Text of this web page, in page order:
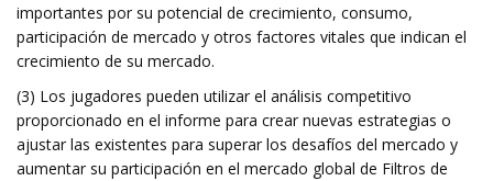
importantes por su potencial de crecimiento, consumo,
participación de mercado y otros factores vitales que indican el
crecimiento de su mercado.
(3) Los jugadores pueden utilizar el análisis competitivo
proporcionado en el informe para crear nuevas estrategias o
ajustar las existentes para superar los desafíos del mercado y
aumentar su participación en el mercado global de Filtros de